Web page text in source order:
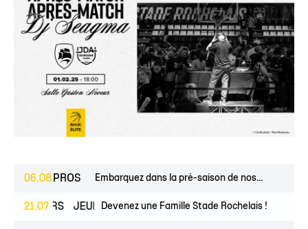
06.08 PROS Embarquez dans la pré-saison de nos...
21.07
ESPOIRS JEUNES Devenez une Famille Stade Rochelais !